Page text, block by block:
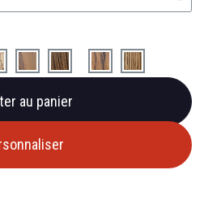
au panier